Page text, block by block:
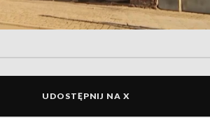
UDOSTĘPNIJ NA X